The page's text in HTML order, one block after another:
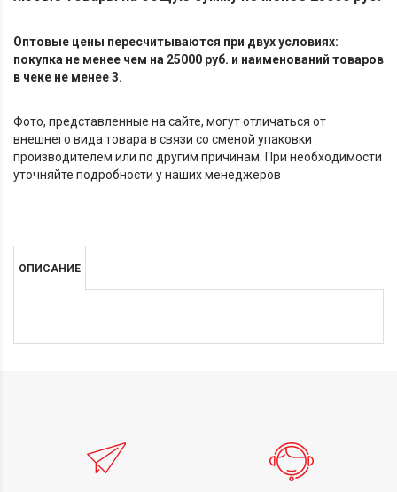
Оптовые цены пересчитываются при двух условиях:
покупка не менее чем на 25000 руб. и наименований товаров
в чеке не менее 3.
Фото, представленные на сайте, могут отличаться от
внешнего вида товара в связи со сменой упаковки
производителем или по другим причинам. При необходимости
уточняйте подробности у наших менеджеров
ОПИСАНИЕ